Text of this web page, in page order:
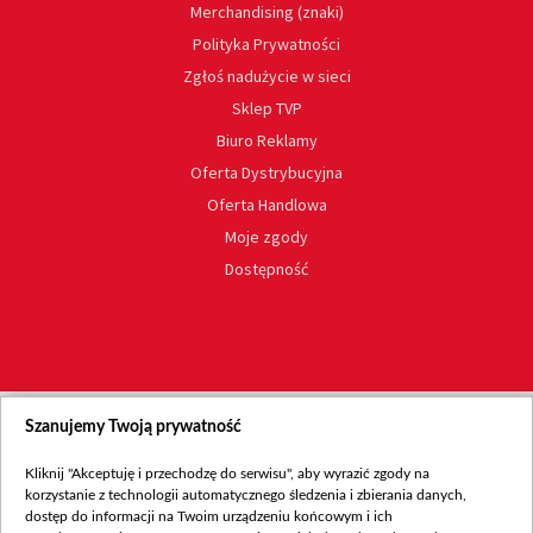
Merchandising (znaki)
Polityka Prywatności
Zgłoś nadużycie w sieci
Sklep TVP
Biuro Reklamy
Oferta Dystrybucyjna
Oferta Handlowa
Moje zgody
Dostępność
Szanujemy Twoją prywatność
Kliknij "Akceptuję i przechodzę do serwisu", aby wyrazić zgody na
korzystanie z technologii automatycznego śledzenia i zbierania danych,
dostęp do informacji na Twoim urządzeniu końcowym i ich